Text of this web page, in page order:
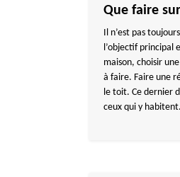
Que faire
Il n’est pas
l’objectif principal
maison, choisir
à faire. Faire une
le toit. Ce dernier
ceux qui y